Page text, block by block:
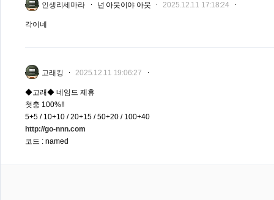
인생리세마라 넌 아웃이야 아웃 2025.12.11 17:18:24
각이네
고래킹 2025.12.11 19:06:27
◆고래◆ 네임드 제휴
첫충 100%‼️
5+5 / 10+10 / 20+15 / 50+20 / 100+40
http://go-nnn.com
코드 : named